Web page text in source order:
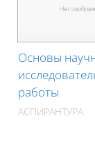
Основы
работы
АСПИРАНТУРА